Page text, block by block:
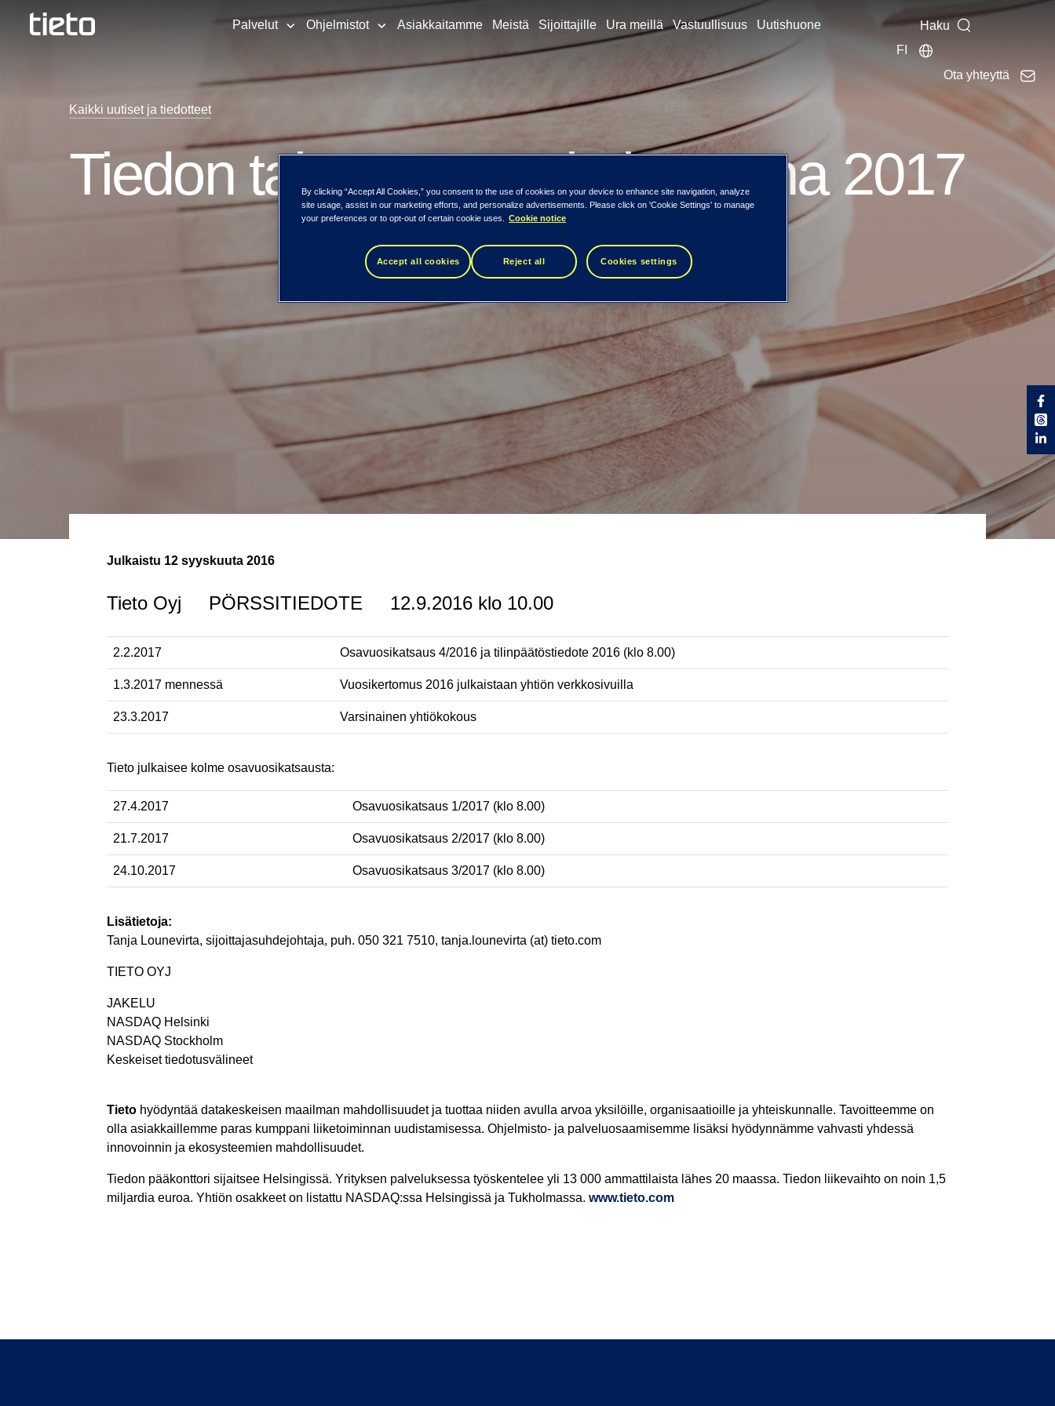
Palvelut Ohjelmistot Asiakkaitamme Meistä Sijoittajille Ura meillä Vastuullisuus Uutishuone
Haku
FI
Ota yhteyttä
Kaikki uutiset ja tiedotteet
Tiedon talousraportointi vuonna 2017
Julkaistu 12 syyskuuta 2016
Tieto Oyj PÖRSSITIEDOTE 12.9.2016 klo 10.00
2.2.2017 Osavuosikatsaus 4/2016 ja tilinpäätöstiedote 2016 (klo 8.00)
1.3.2017 mennessä Vuosikertomus 2016 julkaistaan yhtiön verkkosivuilla
23.3.2017 Varsinainen yhtiökokous
Tieto julkaisee kolme osavuosikatsausta:
27.4.2017 Osavuosikatsaus 1/2017 (klo 8.00)
21.7.2017 Osavuosikatsaus 2/2017 (klo 8.00)
24.10.2017 Osavuosikatsaus 3/2017 (klo 8.00)
Lisätietoja:
Tanja Lounevirta, sijoittajasuhdejohtaja, puh. 050 321 7510, tanja.lounevirta (at) tieto.com
TIETO OYJ
JAKELU
NASDAQ Helsinki
NASDAQ Stockholm
Keskeiset tiedotusvälineet
Tieto hyödyntää datakeskeisen maailman mahdollisuudet ja tuottaa niiden avulla arvoa yksilöille, organisaatioille ja yhteiskunnalle. Tavoitteemme on
olla asiakkaillemme paras kumppani liiketoiminnan uudistamisessa. Ohjelmisto- ja palveluosaamisemme lisäksi hyödynnämme vahvasti yhdessä
innovoinnin ja ekosysteemien mahdollisuudet.
Tiedon pääkonttori sijaitsee Helsingissä. Yrityksen palveluksessa työskentelee yli 13 000 ammattilaista lähes 20 maassa. Tiedon liikevaihto on noin 1,5
miljardia euroa. Yhtiön osakkeet on listattu NASDAQ:ssa Helsingissä ja Tukholmassa. www.tieto.com
By clicking “Accept All Cookies,” you consent to the use of cookies on your device to enhance site navigation, analyze
site usage, assist in our marketing efforts, and personalize advertisements. Please click on 'Cookie Settings' to manage
your preferences or to opt-out of certain cookie uses.
Cookie notice
Accept all cookies Reject all Cookies settings